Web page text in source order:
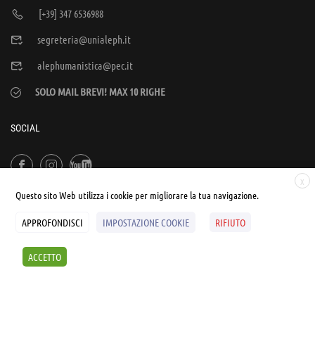
[+39] 347 6536988
segreteria@unialeph.it
alephumanistica@pec.it
SOLO MAIL BREVI! MAX 10 RIGHE
SOCIAL
Sintesi e liberatorie
X
Questo sito Web utilizza i cookie per migliorare la tua navigazione.
APPROFONDISCI IMPOSTAZIONE COOKIE RIFIUTO
ACCETTO